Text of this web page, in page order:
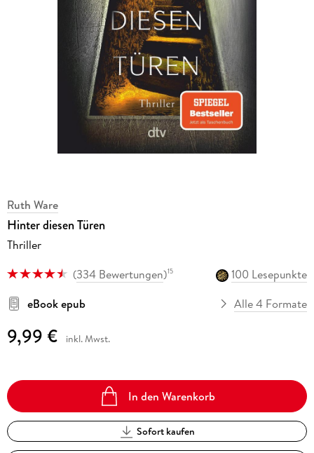
Ruth Ware
Hinter diesen Türen
Thriller
(334 Bewertungen)15
100 Lesepunkte
eBook epub
Alle 4 Formate
9,99 € inkl. Mwst.
In den Warenkorb
Sofort kaufen